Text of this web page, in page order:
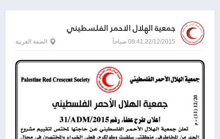
جمعية الهلال الاحمر الفلسطيني
22/12/2015 08:41 صباحاً الضفة الغربية